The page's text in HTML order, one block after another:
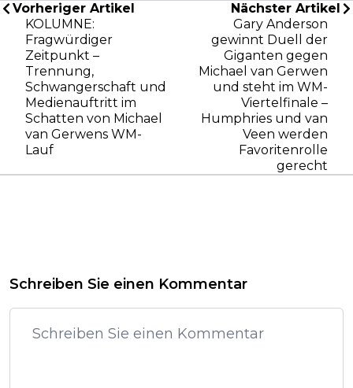
Vorheriger Artikel
KOLUMNE:
Fragwürdiger
Zeitpunkt –
Trennung,
Schwangerschaft und
Medienauftritt im
Schatten von Michael
van Gerwens WM-
Lauf
Nächster Artikel
Gary Anderson
gewinnt Duell der
Giganten gegen
Michael van Gerwen
und steht im WM-
Viertelfinale –
Humphries und van
Veen werden
Favoritenrolle
gerecht
Schreiben Sie einen Kommentar